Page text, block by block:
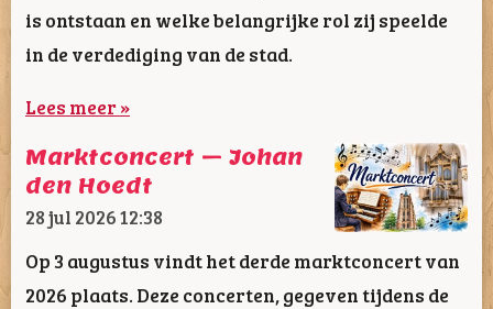
is ontstaan en welke belangrijke rol zij speelde
in de verdediging van de stad.
Lees meer »
Marktconcert – Johan
den Hoedt
28 jul 202612:38
Op 3 augustus vindt het derde marktconcert van
2026 plaats. Deze concerten, gegeven tijdens de